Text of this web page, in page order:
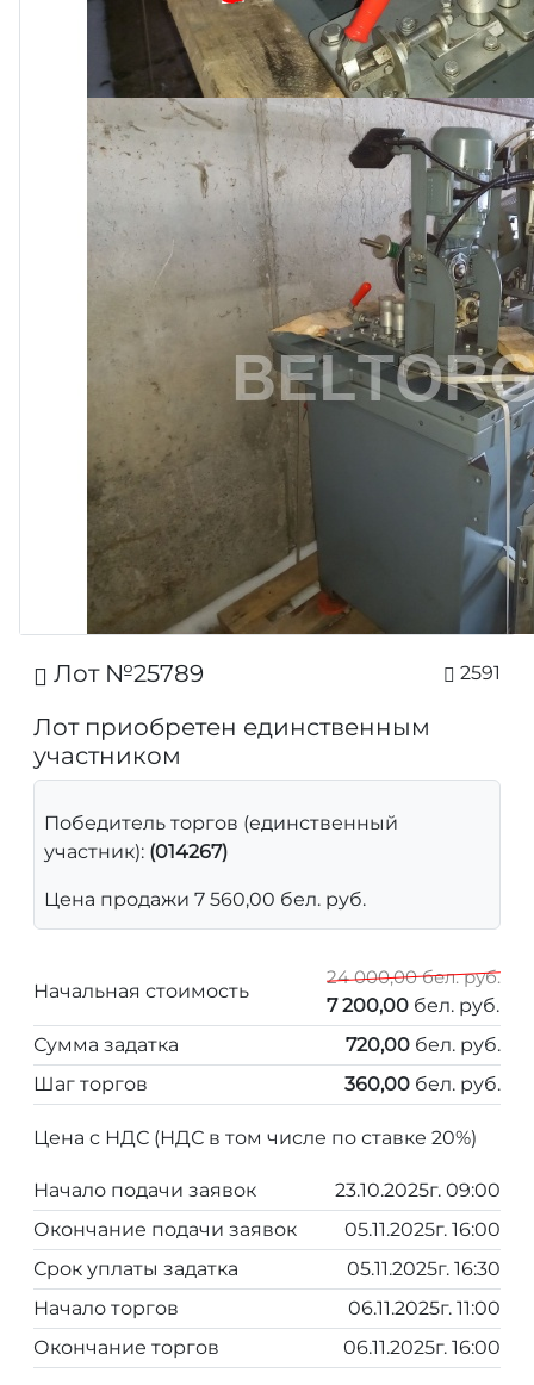
Лот №25789 2591
Лот приобретен единственным
участником
Победитель торгов (единственный
участник): (014267)
Цена продажи 7 560,00 бел. руб.
Начальная стоимость
24 000,00 бел. руб.
7 200,00 бел. руб.
Сумма задатка
720,00 бел. руб.
Шаг торгов
360,00 бел. руб.
Цена с НДС (НДС в том числе по ставке 20%)
Начало подачи заявок
23.10.2025г. 09:00
Окончание подачи заявок
05.11.2025г. 16:00
Срок уплаты задатка
05.11.2025г. 16:30
Начало торгов
06.11.2025г. 11:00
Окончание торгов
06.11.2025г. 16:00